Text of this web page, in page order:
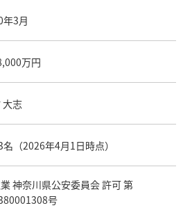
3月
万円
大志
名（2026年4月1日時点）
神奈川県公安委員会 許可 第
号